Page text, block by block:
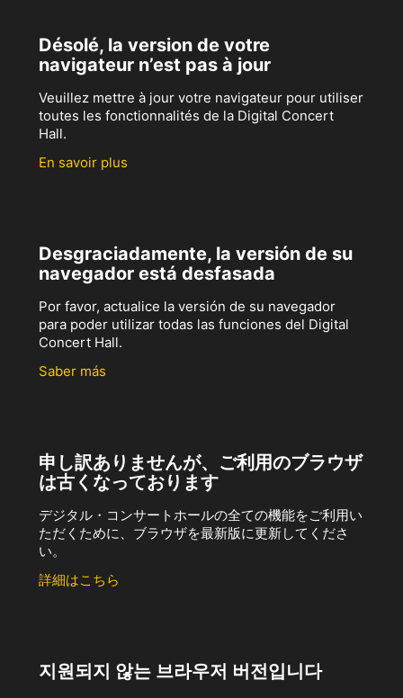
Désolé, la version de votre
navigateur n’est pas à jour
Veuillez mettre à jour votre navigateur pour utiliser
toutes les fonctionnalités de la Digital Concert
Hall.
En savoir plus
Desgraciadamente, la versión de su
navegador está desfasada
Por favor, actualice la versión de su navegador
para poder utilizar todas las funciones del Digital
Concert Hall.
Saber más
申し訳ありませんが、ご利用のブラウザ
は古くなっております
デジタル・コンサートホールの全ての機能をご利用い
ただくために、ブラウザを最新版に更新してくださ
い。
詳細はこちら
지원되지 않는 브라우저 버전입니다